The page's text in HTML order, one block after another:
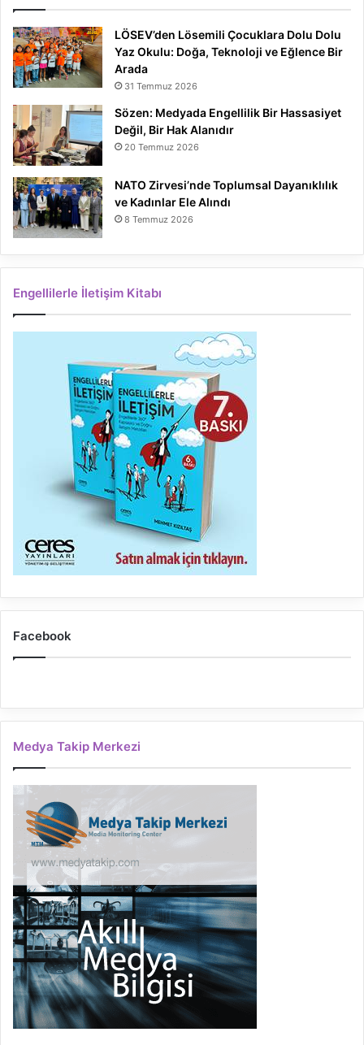
LÖSEV’den Lösemili Çocuklara Dolu Dolu
Yaz Okulu: Doğa, Teknoloji ve Eğlence Bir
Arada
31 Temmuz 2026
Sözen: Medyada Engellilik Bir Hassasiyet
Değil, Bir Hak Alanıdır
20 Temmuz 2026
NATO Zirvesi’nde Toplumsal Dayanıklılık
ve Kadınlar Ele Alındı
8 Temmuz 2026
Engellilerle İletişim Kitabı
Facebook
Medya Takip Merkezi